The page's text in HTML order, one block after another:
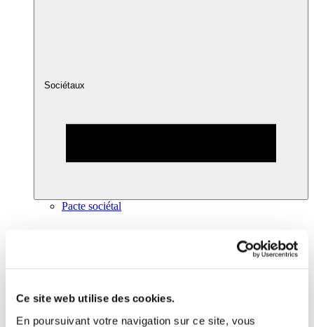
Ce site web utilise des cookies.
En poursuivant votre navigation sur ce site, vous
Sociétaux
Pacte sociétal